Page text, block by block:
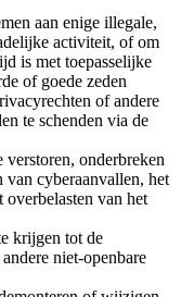
aan enige illegale,
activiteit, of om
is met toepasselijke
of goede zeden
of andere
te schenden via de
onderbreken
van cyberaanvallen, het
van het
krijgen tot de
niet-openbare